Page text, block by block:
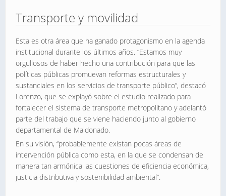
Transporte y movilidad
Esta es otra área que ha ganado protagonismo en la agenda
institucional durante los últimos años. “Estamos muy
orgullosos de haber hecho una contribución para que las
políticas públicas promuevan reformas estructurales y
sustanciales en los servicios de transporte público”, destacó
Lorenzo, que se explayó sobre el estudio realizado para
fortalecer el sistema de transporte metropolitano y adelantó
parte del trabajo que se viene haciendo junto al gobierno
departamental de Maldonado.
En su visión, “probablemente existan pocas áreas de
intervención pública como esta, en la que se condensan de
manera tan armónica las cuestiones de eficiencia económica,
justicia distributiva y sostenibilidad ambiental”.